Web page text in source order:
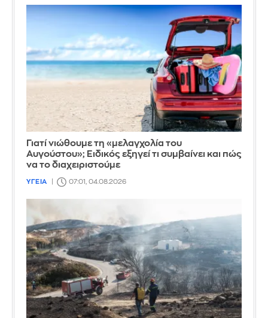
Γιατί νιώθουμε τη «μελαγχολία του
Αυγούστου»; Ειδικός εξηγεί τι συμβαίνει και πώς
να το διαχειριστούμε
ΥΓΕΙΑ 07:01, 04.08.2026